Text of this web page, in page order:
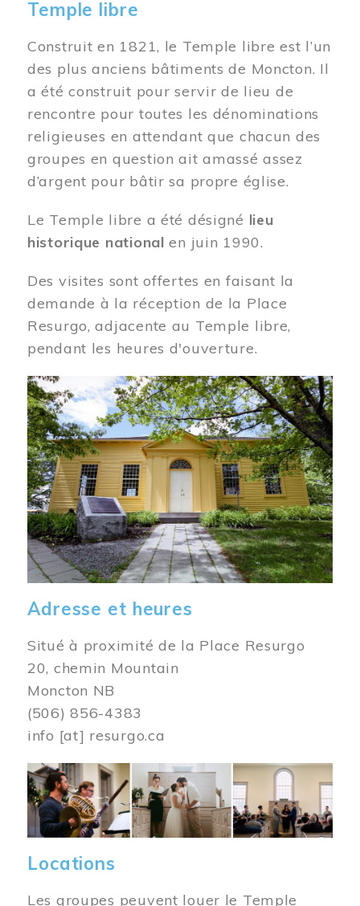
Temple libre
Construit en 1821, le Temple libre est l’un
des plus anciens bâtiments de Moncton. Il
a été construit pour servir de lieu de
rencontre pour toutes les dénominations
religieuses en attendant que chacun des
groupes en question ait amassé assez
d’argent pour bâtir sa propre église.
Le Temple libre a été désigné lieu
historique national en juin 1990.
Des visites sont offertes en faisant la
demande à la réception de la Place
Resurgo, adjacente au Temple libre,
pendant les heures d'ouverture.
Image
Adresse et heures
Situé à proximité de la Place Resurgo
20, chemin Mountain
Moncton NB
(506) 856-4383
info [at] resurgo.ca
Image
Locations
Les groupes peuvent louer le Temple